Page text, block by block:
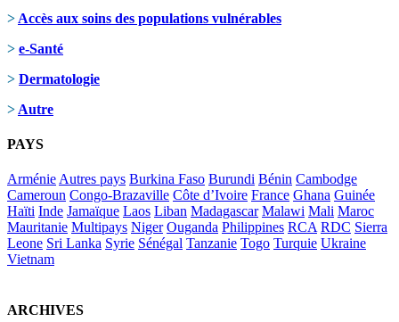
> Accès aux soins des populations vulnérables
> e-Santé
> Dermatologie
> Autre
PAYS
Arménie Autres pays Burkina Faso Burundi Bénin Cambodge
Cameroun Congo-Brazaville Côte d’Ivoire France Ghana Guinée
Haïti Inde Jamaïque Laos Liban Madagascar Malawi Mali Maroc
Mauritanie Multipays Niger Ouganda Philippines RCA RDC Sierra
Leone Sri Lanka Syrie Sénégal Tanzanie Togo Turquie Ukraine
Vietnam
ARCHIVES